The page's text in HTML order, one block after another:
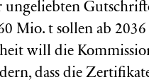
Mio. t sollen ab
will die
dass die